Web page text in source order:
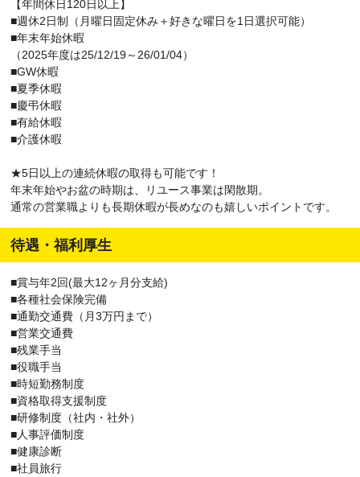
【年間休日120日以上】
■週休2日制（月曜日固定休み＋好きな曜日を1日選択可能）
■年末年始休暇
（2025年度は25/12/19～26/01/04）
■GW休暇
■夏季休暇
■慶弔休暇
■有給休暇
■介護休暇
★5日以上の連続休暇の取得も可能です！
年末年始やお盆の時期は、リユース事業は閑散期。
通常の営業職よりも長期休暇が長めなのも嬉しいポイントです。
待遇・福利厚生
■賞与年2回(最大12ヶ月分支給)
■各種社会保険完備
■通勤交通費（月3万円まで）
■営業交通費
■残業手当
■役職手当
■時短勤務制度
■資格取得支援制度
■研修制度（社内・社外）
■人事評価制度
■健康診断
■社員旅行